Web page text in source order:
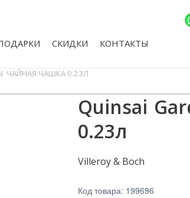
СКИДКИ КОНТАКТЫ
ЧАЙНАЯ ЧАШКА 0.23Л
Quinsai
0.23л
Villeroy & Boch
Код товара: 199696